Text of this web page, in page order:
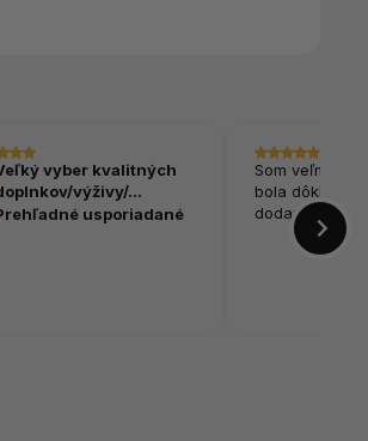
vyber kvalitných
výživy/…
usporiadané
Som veľmi
bola dôkladne
dodaná veľmi